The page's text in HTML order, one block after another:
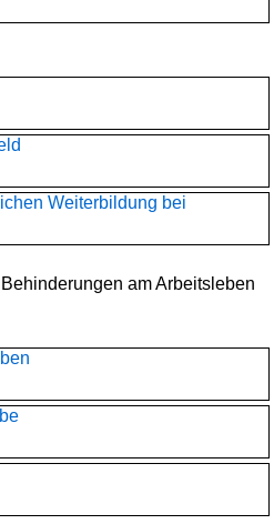
Weiterbildung bei
am Arbeitsleben